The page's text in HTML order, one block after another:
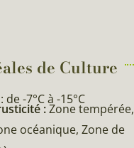
de Culture
de -7°C à -15°C
:Zone tempérée,
océanique, Zone de